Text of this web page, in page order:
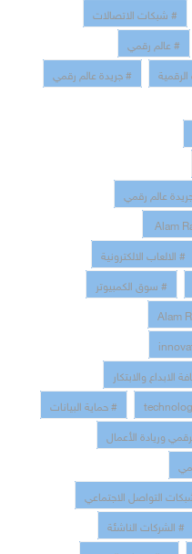
# شبكات الاتصالات
# عالم رقمي
# جريدة عالم رقمي
عالم رقمي
# الالعاب الالكترونية
# سوق الكمبيوتر
الابداع والابتكار
# حماية البيانات
وريادة الأعمال
التواصل الاجتماعي
# الشركات الناشئة